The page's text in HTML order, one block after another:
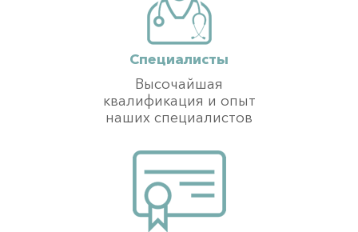
Специалисты
Высочайшая
квалификация и опыт
наших специалистов